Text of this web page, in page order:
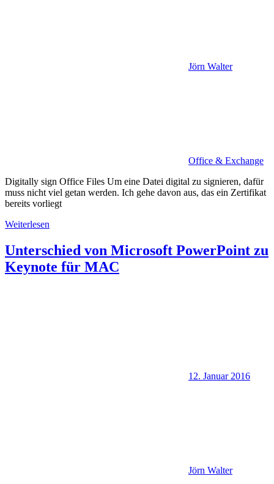
Jörn Walter
Office & Exchange
Digitally sign Office Files Um eine Datei digital zu signieren, dafür
muss nicht viel getan werden. Ich gehe davon aus, das ein Zertifikat
bereits vorliegt
Weiterlesen
Unterschied von Microsoft PowerPoint zu
Keynote für MAC
12. Januar 2016
Jörn Walter